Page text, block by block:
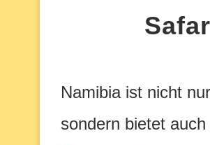
Namibia ist nicht
sondern bietet